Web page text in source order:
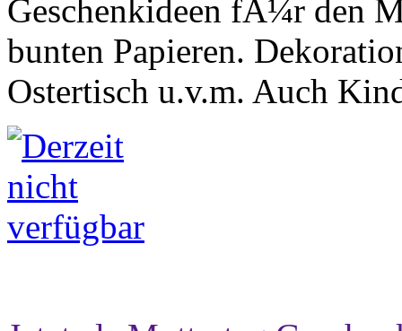
Geschenkideen fÃ¼r den
bunten Papieren.
Ostertisch u.v.m. Auch